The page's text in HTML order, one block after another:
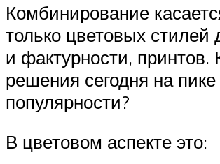
Комбинирование
только цветовых стилей
и фактурности, принтов.
решения сегодня на пике
популярности?
В цветовом аспекте это: